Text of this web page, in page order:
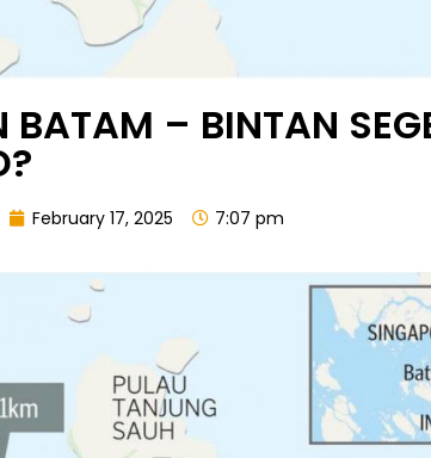
BATAM – BINTAN
February 17, 2025 7:07 pm